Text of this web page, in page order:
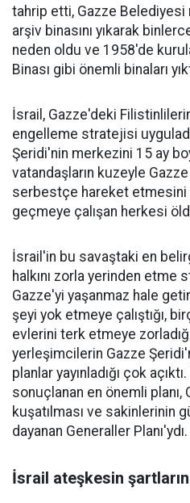
tahrip etti, Gazze
arşiv binasını yıkarak
neden oldu ve 1958'de
Binası gibi önemli binaları
İsrail, Gazze'deki
engelleme stratejisi
Şeridi'nin merkezini 15 ay
vatandaşların kuzeyle
serbestçe hareket etmesini
geçmeye çalışan herkesi
İsrail'in bu savaştaki en
halkını zorla yerinden etme
Gazze'yi yaşanmaz hale
şeyi yok etmeye çalıştığı,
evlerini terk etmeye
yerleşimcilerin Gazze
planlar yayınladığı çok
sonuçlanan en önemli planı,
kuşatılması ve sakinlerinin
dayanan Generaller Planı'ydı.
İsrail ateşkesin